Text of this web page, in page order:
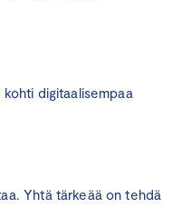
digitaalisempaa
Yhtä tärkeää on tehdä